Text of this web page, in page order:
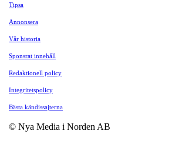
Tipsa
Annonsera
Vår historia
Sponsrat innehåll
Redaktionell policy
Integritetspolicy
Bästa kändissajterna
© Nya Media i Norden AB